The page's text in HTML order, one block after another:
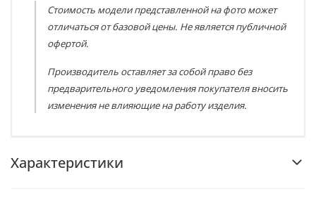
Стоимость модели представленной на фото может
отличаться от базовой цены. Не является публичной
офертой.
Производитель оставляет за собой право без
предварительного уведомления покупателя вносить
изменения не влияющие на работу изделия.
Характеристики